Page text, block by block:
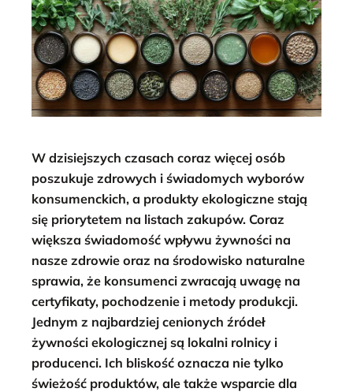
W dzisiejszych czasach coraz więcej osób
poszukuje zdrowych i świadomych wyborów
konsumenckich, a produkty ekologiczne stają
się priorytetem na listach zakupów. Coraz
większa świadomość wpływu żywności na
nasze zdrowie oraz na środowisko naturalne
sprawia, że konsumenci zwracają uwagę na
certyfikaty, pochodzenie i metody produkcji.
Jednym z najbardziej cenionych źródeł
żywności ekologicznej są lokalni rolnicy i
producenci. Ich bliskość oznacza nie tylko
świeżość produktów, ale także wsparcie dla